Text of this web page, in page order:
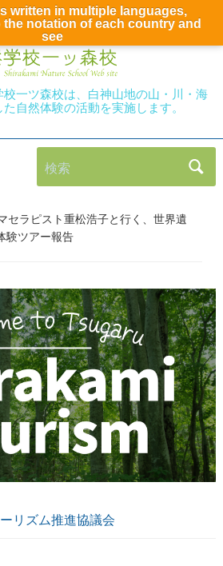
一ツ森校は、白神山地の山・川・海
自然体験の活動を実施します。
検索
セラピスト重松浩子と行く、世界遺
験ツアー報告
リズム推進協議会
written in multiple languages,
the notation of each country and
see